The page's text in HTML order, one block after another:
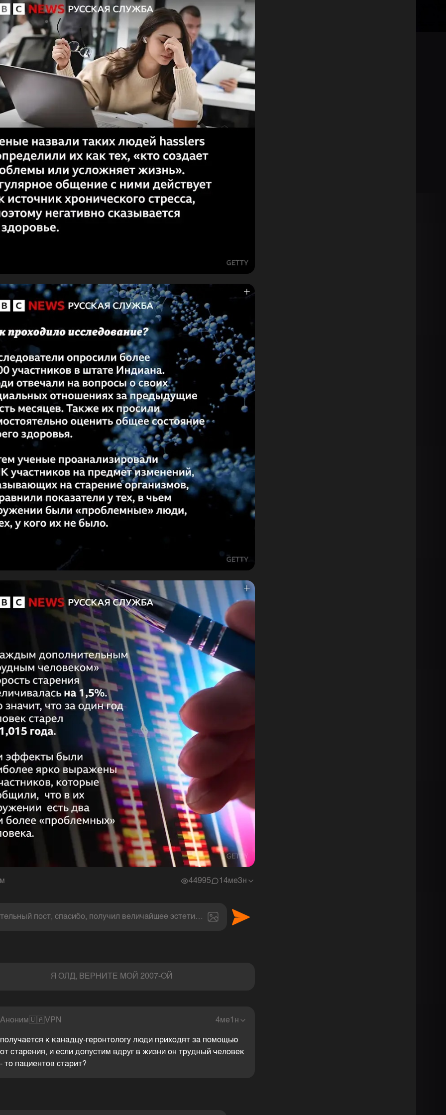
44995 1 4ме3н
пост, спасибо, получил величайшее эстетическое наслаждение <3
Я ОЛД, ВЕРНИТЕ МОЙ 2007-ОЙ
Аноним🇺🇦VPN 4ме1н
получается к канадцу-геронтологу люди приходят за помощью
от старения, и если допустим вдруг в жизни он трудный человек
- то пациентов старит?